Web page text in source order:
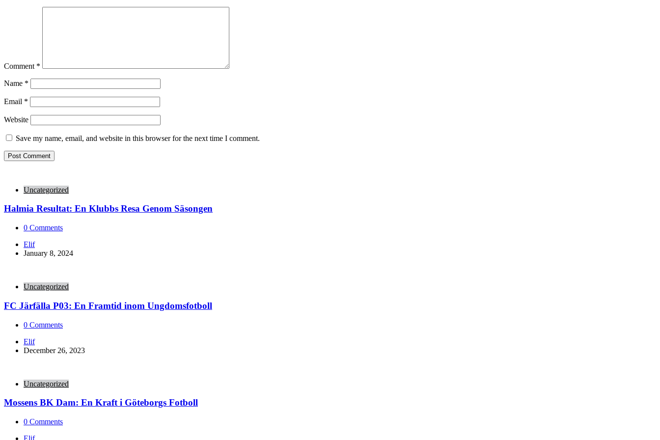
Comment *
Name *
Email *
Website
Save my name, email, and website in this browser for the next time I comment.
Uncategorized
Halmia Resultat: En Klubbs Resa Genom Säsongen
0 Comments
Posted
by
Elif
January 8, 2024
Uncategorized
FC Järfälla P03: En Framtid inom Ungdomsfotboll
0 Comments
Posted
by
Elif
December 26, 2023
Uncategorized
Mossens BK Dam: En Kraft i Göteborgs Fotboll
0 Comments
Posted
Elif